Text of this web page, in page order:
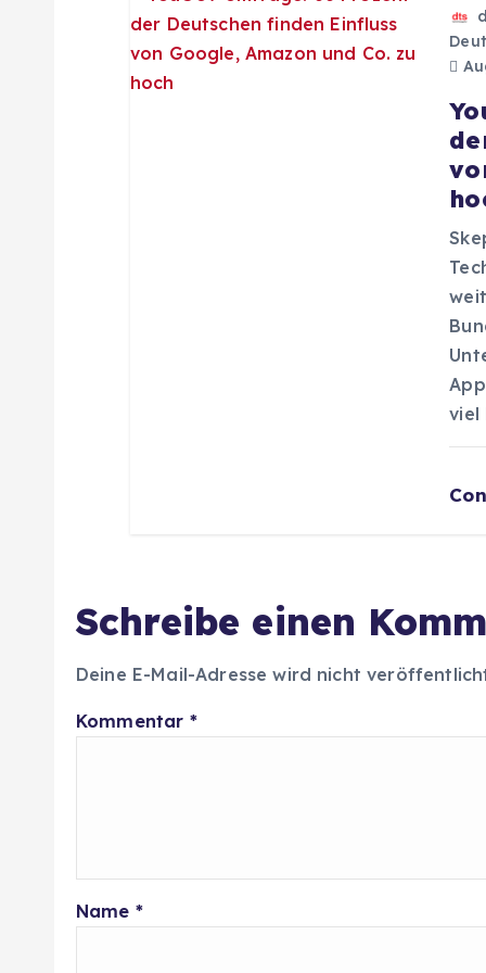
viel
Schreibe einen
Deine E-Mail-Adresse wird nicht
Kommentar *
Name *